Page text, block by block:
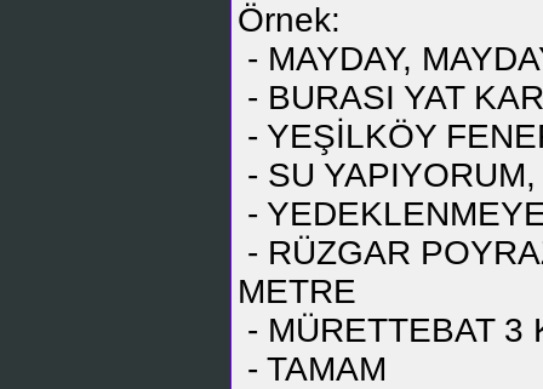
Örnek:
- MAYDAY,
- BURASI YAT
- YEŞİLKÖY
- SU
-
- RÜZGAR
METRE
- MÜRETTEBAT 3
- TAMAM